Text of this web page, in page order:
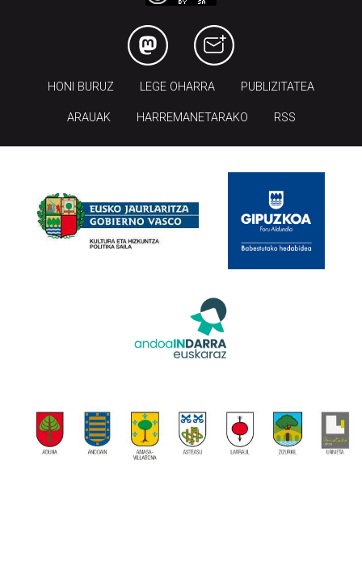
HONI BURUZ LEGE OHARRA PUBLIZITATEA
ARAUAK HARREMANETARAKO RSS